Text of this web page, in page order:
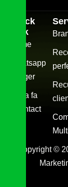
Quick
Link
Home
Whatsapp
Trigger
Cosa fa
Econtact
Copyright ©